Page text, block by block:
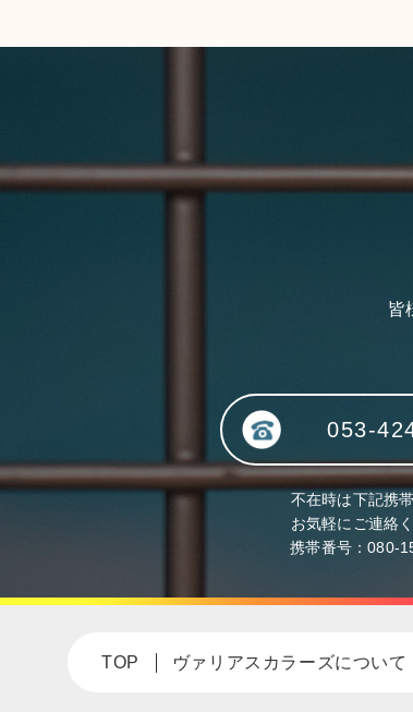
皆
053-
不在時は下記携
お気軽にご連絡
携帯番号：080-
TOP ヴァリアスカラーズについて